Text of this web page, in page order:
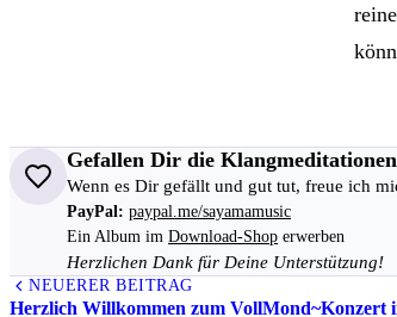
Gefallen Dir die
Wenn es Dir gefällt und gut tut, freue ich
PayPal: paypal.me/sayamamusic
Ein Album im Download-Shop erwerben
Herzlichen Dank für Deine Unterstützung!
NEUERER BEITRAG
Herzlich Willkommen zum VollMond~Konzert